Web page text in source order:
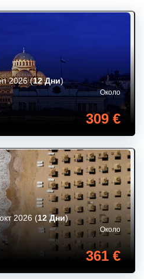
Около
309 €
2026(12 Дни)
Около
361 €
2026 (12 Дни)